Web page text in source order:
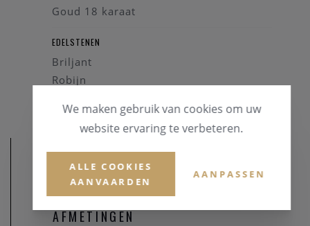
Goud 18 karaat
EDELSTENEN
Briljant
Robijn
AFMETINGEN
We maken gebruik van cookies om uw
website ervaring te verbeteren.
ALLE COOKIES
AANVAARDEN
AANPASSEN